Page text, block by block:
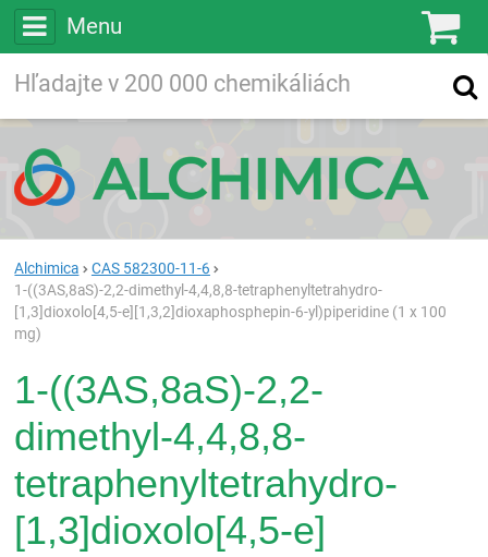
Menu
Vyhľadávanie
Alchimica
CAS 582300-11-6
1-((3AS,8aS)-2,2-dimethyl-4,4,8,8-tetraphenyltetrahydro-
[1,3]dioxolo[4,5-e][1,3,2]dioxaphosphepin-6-yl)piperidine (1 x 100
mg)
1-((3AS,8aS)-2,2-
dimethyl-4,4,8,8-
tetraphenyltetrahydro-
[1,3]dioxolo[4,5-e]